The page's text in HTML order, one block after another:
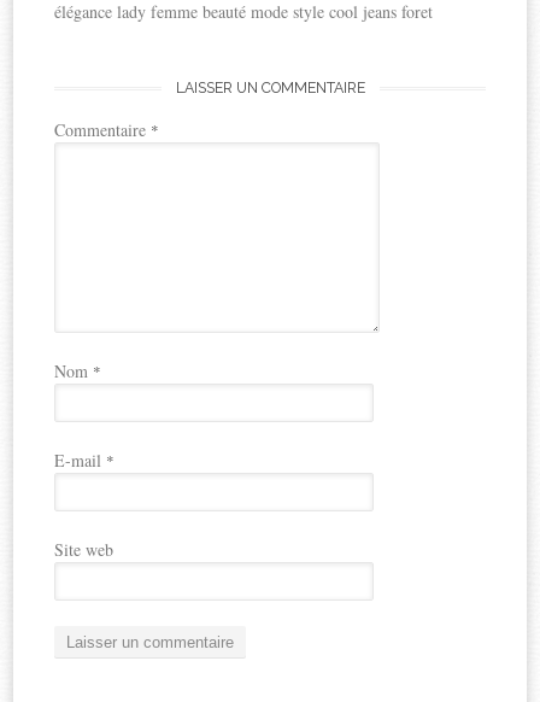
élégance lady femme beauté mode style cool jeans foret
LAISSER UN COMMENTAIRE
Commentaire *
Nom *
E-mail *
Site web